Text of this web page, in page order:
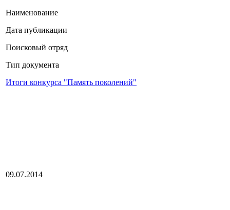
Наименование
Дата публикации
Поисковый отряд
Тип документа
Итоги конкурса "Память поколений"
09.07.2014